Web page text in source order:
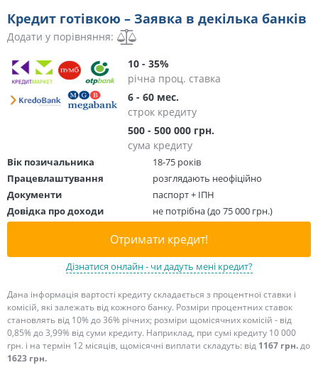
Кредит готівкою – Заявка в декілька банків
Додати у порівняння:
10 - 35%
річна проц. ставка
6 - 60 мес.
строк кредиту
500 - 500 000 грн.
сума кредиту
Вік позичальника
18-75 років
Працевлаштування
розглядають неофіційно
Документи
паспорт + ІПН
Довідка про доходи
не потрібна (до 75 000 грн.)
Отримати кредит!
Дізнатися онлайн - чи дадуть мені кредит?
Дана інформація вартості кредиту складається з процентної ставки і
комісій, які залежать від кожного банку. Розміри процентних ставок
становлять від 10% до 36% річних; розміри щомісячних комісій - від
0,85% до 3,99% від суми кредиту. Наприклад, при сумі кредиту 10 000
грн. і на термін 12 місяців, щомісячні виплати складуть: від 1167 грн.до
1623 грн.